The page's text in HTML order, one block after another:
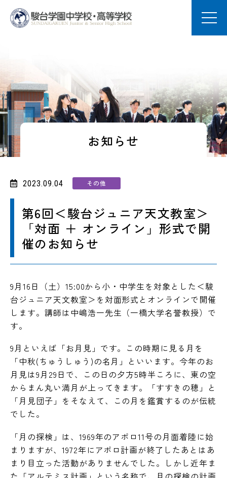
中学校の教育
高校の教育
進路・進学
学園生活
入試情報
お知らせ
アクセス
お問い合わせ
ENGLISH
対象者別
採用情報
お知らせ
2023.09.04 その他
第6回＜駿台ジュニア天文教室＞
「対面 ＋ オンライン」形式で開
催のお知らせ
9月16日（土）15:00から小・中学生を対象とした＜駿
台ジュニア天文教室＞を対面形式とオンラインで開催
します。講師は中嶋浩一先生（一橋大学名誉教授）で
す。
9月といえば「お月見」です。この時期に見る月を
「中秋(ちゅうしゅう)の名月」といいます。今年のお
月見は9月29日で、この日の夕方5時半ころに、東の空
からまん丸い満月が上ってきます。「すすきの穂」と
「月見団子」をそなえて、この月を鑑賞するのが伝統
でした。
「月の探検」は、1969年のアポロ11号の月面着陸に始
まりますが、1972年にアポロ計画が終了したあとはあ
まり目立った活動がありませんでした。しかし近年ま